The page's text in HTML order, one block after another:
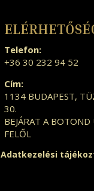
Telefon:
+36 30 232 94 52
Cím:
1134 BUDAPEST,
30.
BEJÁRAT A BOTOND
FELŐL
Adatkezelési